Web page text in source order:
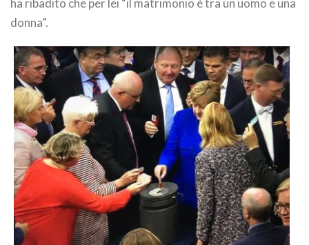
ha ribadito che per lei “il matrimonio è tra un uomo e una
donna”.